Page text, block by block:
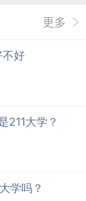
更多
不好
211大学？
学吗？